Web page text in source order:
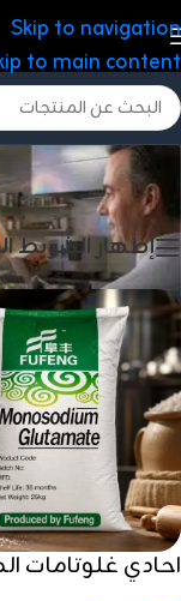
Skip to navigation
to main content
الرئيسية/
Go
إظهار الشريط
احادي غلوتامات